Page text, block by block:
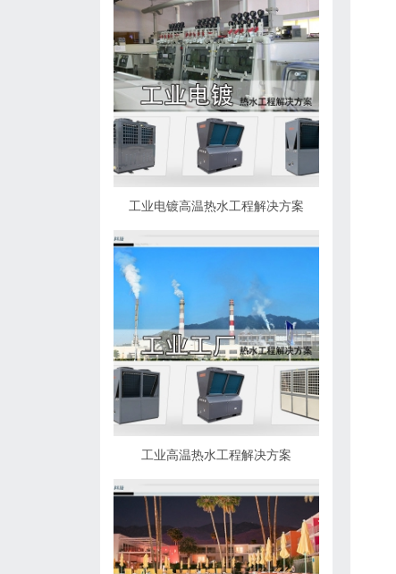
工业电镀高温热水工程解决方案
工业高温热水工程解决方案